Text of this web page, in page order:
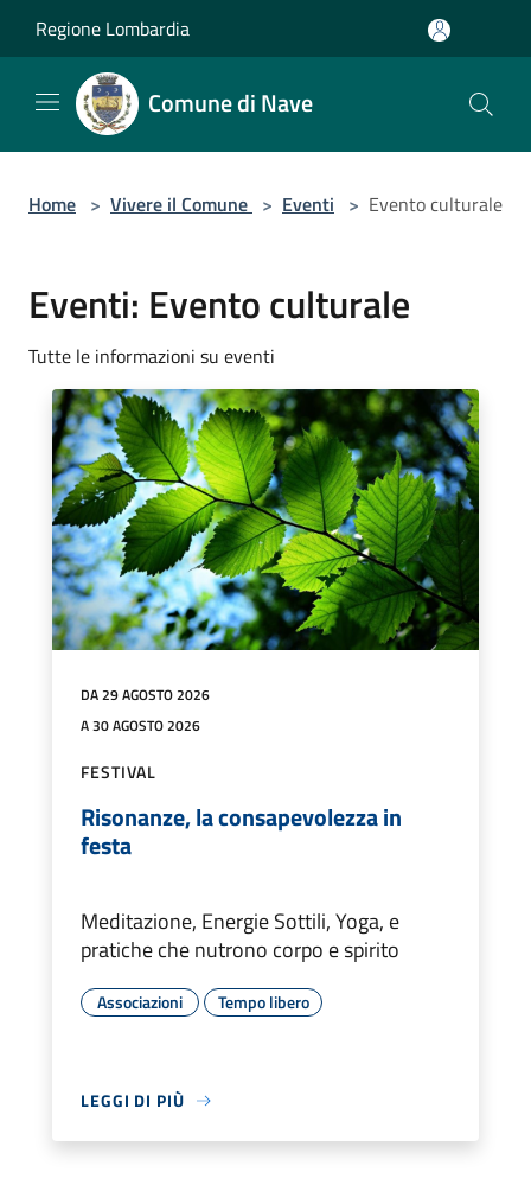
Regione Lombardia
Comune di Nave
Home > Vivere il Comune > Eventi > Evento culturale
Eventi: Evento culturale
Tutte le informazioni su eventi
DA 29 AGOSTO 2026
A 30 AGOSTO 2026
FESTIVAL
Risonanze, la consapevolezza in
festa
Meditazione, Energie Sottili, Yoga, e
pratiche che nutrono corpo e spirito
Associazioni Tempo libero
LEGGI DI PIÙ